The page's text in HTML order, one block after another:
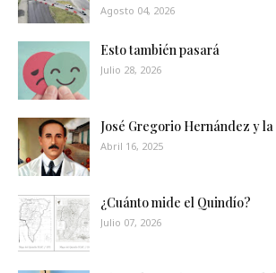
Agosto 04, 2026
Esto también pasará
Julio 28, 2026
José Gregorio Hernández y
Abril 16, 2025
¿Cuánto mide el Quindío?
Julio 07, 2026